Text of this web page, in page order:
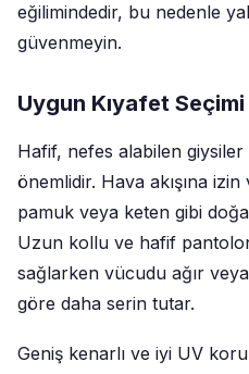
eğilimindedir, bu nedenle
güvenmeyin.
Uygun Kıyafet Seçimi
Hafif, nefes alabilen
önemlidir. Hava akışına
pamuk veya keten gibi
Uzun kollu ve hafif
sağlarken vücudu ağır
göre daha serin tutar.
Geniş kenarlı ve iyi UV